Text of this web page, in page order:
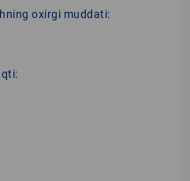
oxirgi muddati: